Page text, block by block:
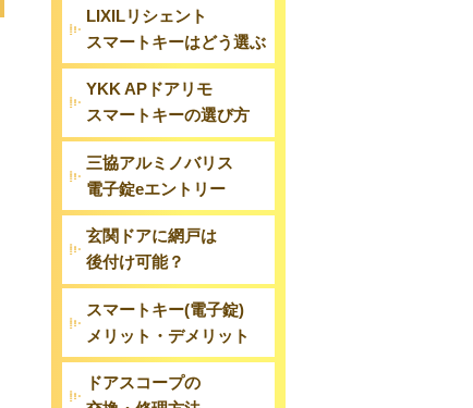
LIXILリシェント
スマートキーはどう選ぶ
YKK APドアリモ
スマートキーの選び方
三協アルミノバリス
電子錠eエントリー
玄関ドアに網戸は
後付け可能？
スマートキー(電子錠)
メリット・デメリット
ドアスコープの